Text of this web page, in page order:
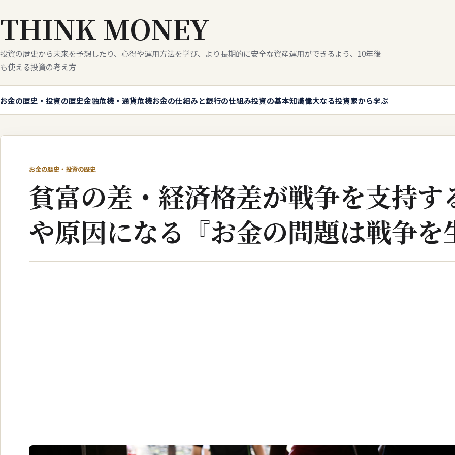
THINK MONEY
投資の歴史から未来を予想したり、心得や運用方法を学び、より長期的に安全な資産運用ができるよう、10年後
も使える投資の考え方
お金の歴史・投資の歴史金融危機・通貨危機お金の仕組みと銀行の仕組み投資の基本知識偉大なる投資家から学ぶ
お金の歴史・投資の歴史
貧富の差・経済格差が戦争を支持す
や原因になる『お金の問題は戦争を